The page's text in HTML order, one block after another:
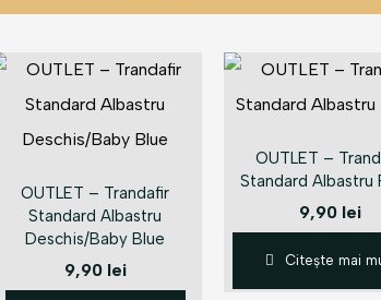
OUTLET – Trandafir
Standard Albastru
Deschis/Baby Blue
9,90 lei
OUTLET –
Standard Albastru
9,90 lei
Citește mai